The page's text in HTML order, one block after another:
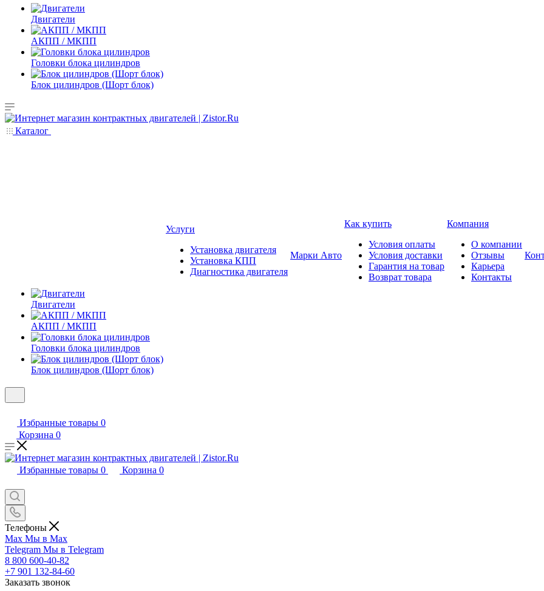
Двигатели
АКПП / МКПП
Головки блока цилиндров
Блок цилиндров (Шорт блок)
Каталог
Двигатели
АКПП / МКПП
Головки блока цилиндров
Блок цилиндров (Шорт блок)
Услуги
Установка двигателя
Установка КПП
Диагностика двигателя
Марки Авто
Как купить
Условия оплаты
Условия доставки
Гарантия на товар
Возврат товара
Компания
О компании
Отзывы
Карьера
Контакты
Избранные товары 0
Корзина 0
Избранные товары 0 Корзина 0
Телефоны
Max Мы в Max
Telegram Мы в Telegram
8 800 600-40-82
+7 901 132-84-60
Заказать звонок